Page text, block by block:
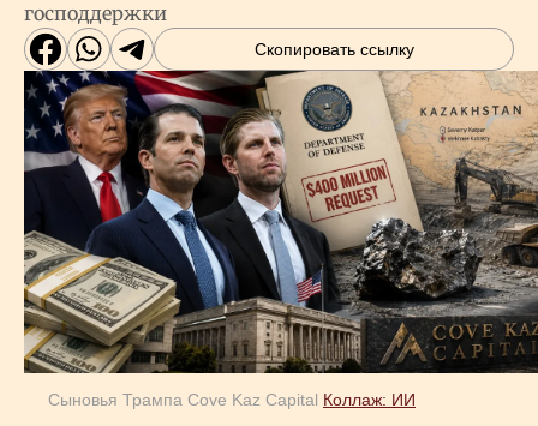
Рынки
Технологии
Власть
Геополитика
Исследования
Люди
господдержки
Скопировать ссылку
Сыновья Трампа Cove Kaz Capital Коллаж: ИИ